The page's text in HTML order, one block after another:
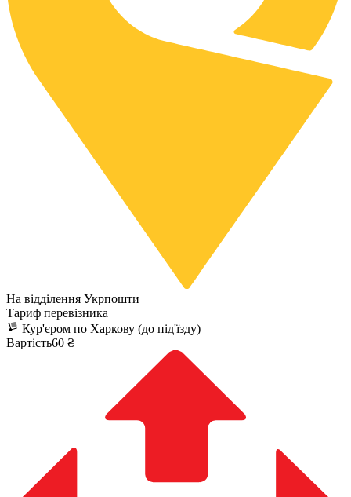
На відділення Укрпошти
Тариф перевізника
Кур'єром по Харкову (до під'їзду)
Вартість60 ₴